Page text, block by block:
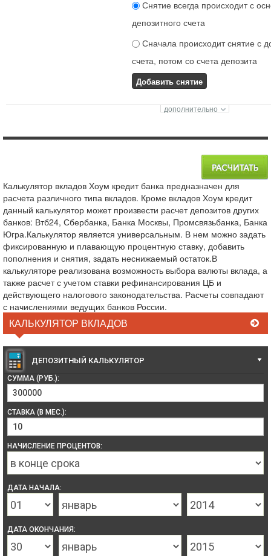
Снятие всегда происходит с
депозитного счета
Сначала происходит снятие с
счета, потом со счета депозита
Добавить снятие
Калькулятор вкладов Хоум кредит банка предназначен для
расчета различного типа вкладов. Кроме вкладов Хоум кредит
данный калькулятор может произвести расчет депозитов других
банков: Втб24, Сбербанка, Банка Москвы, Промсвязьбанка, Банка
Югра.Калькулятор является универсальным. В нем можно задать
фиксированную и плавающую процентную ставку, добавить
пополнения и снятия, задать неснижаемый остаток.В
калькуляторе реализована возможность выбора валюты вклада, а
также расчет с учетом ставки рефинансирования ЦБ и
действующего налогового законодательства. Расчеты совпадают
с начислениями ведущих банков России.
КАЛЬКУЛЯТОР ВКЛАДОВ
ДЕПОЗИТНЫЙ КАЛЬКУЛЯТОР
СУММА (РУБ.):
СТАВКА (В МЕС.):
НАЧИСЛЕНИЕ ПРОЦЕНТОВ:
ДАТА НАЧАЛА:
ДАТА ОКОНЧАНИЯ: